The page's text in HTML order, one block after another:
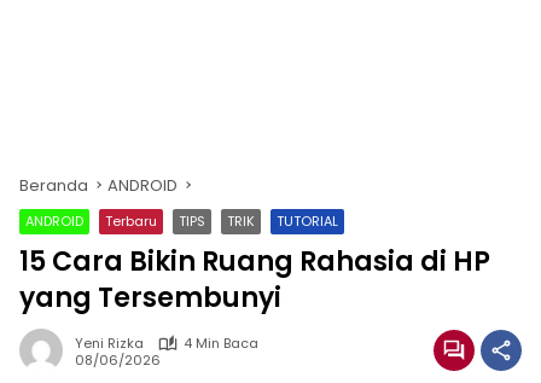
Beranda ANDROID
ANDROID Terbaru TIPS TRIK TUTORIAL
15 Cara Bikin Ruang Rahasia di HP
yang Tersembunyi
Yeni Rizka
4 Min Baca
08/06/2026